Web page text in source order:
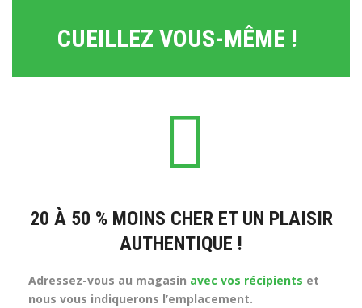
CUEILLEZ VOUS-MÊME !
20 À 50 % MOINS CHER ET UN PLAISIR
AUTHENTIQUE !
Adressez-vous au magasin avec vos récipients et
nous vous indiquerons l’emplacement.